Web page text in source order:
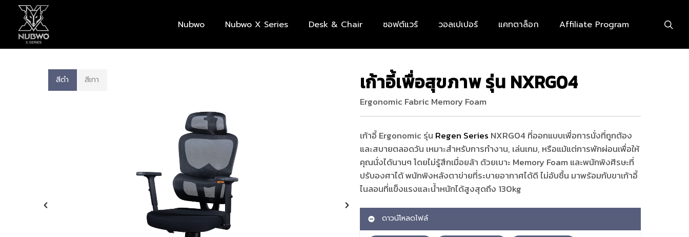
content
Nubwo Nubwo X Series Desk & Chair ซอฟต์แวร์ วอลเปเปอร์ แคทตาล็อก Affiliate Program
สีดำ สีเทา เก้าอี้เพื่อสุขภาพ รุ่น NXRG04
Ergonomic Fabric Memory Foam
เก้าอี้ Ergonomic รุ่น Regen Series NXRG04 ที่ออกแบบเพื่อการนั่งที่ถูกต้อง
และสบายตลอดวัน เหมาะสำหรับการทำงาน, เล่นเกม, หรือแม้แต่การพักผ่อนเพื่อให้
คุณนั่งได้นานๆ โดยไม่รู้สึกเมื่อยล้า ด้วยเบาะ Memory Foam และพนักพิงศีรษะที่
ปรับองศาได้ พนักพิงหลังตาข่ายที่ระบายอากาศได้ดี ไม่อับชื้น มาพร้อมกับขาเก้าอี้
ไนลอนที่แข็งแรงและน้ำหนักได้สูงสุดถึง 130kg
ดาวน์โหลดไฟล์